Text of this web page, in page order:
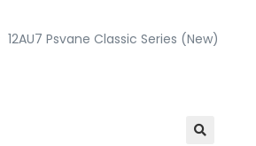
12AU7 Psvane Classic Series (New)